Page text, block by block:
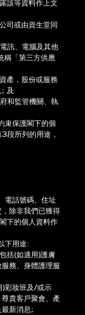
該等資料作上文
司或由資生堂同
訊、電腦及其他
稱「第三方供應
產，股份或服務
及
和監管機關、執
束保護閣下的個
段所列的用途，
電話號碼、住址
除非我們已獲得
下的個人資料作
下用途:
括(如適用)護膚
務、身體護理服
)彩妝班及/或示
貴客戶聚會、產
新消息;